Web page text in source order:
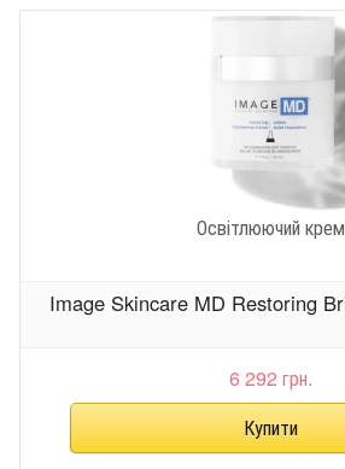
Освітлюючий крем
Image Skincare MD Restoring
6 292 грн.